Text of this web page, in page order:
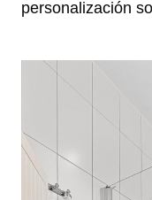
personalización